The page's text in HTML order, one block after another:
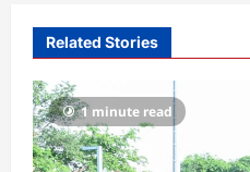
g
a
t
i
Related Stories
1 minute read